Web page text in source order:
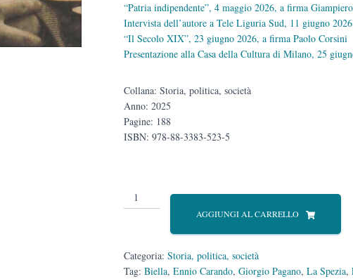
“Patria indipendente”, 4 maggio 2026, a firma
Intervista dell’autore a Tele Liguria Sud, 11 giugno 2026
“Il Secolo XIX”, 23 giugno 2026, a firma Paolo Corsini
Presentazione alla Casa della Cultura di Milano, 25
Collana: Storia, politica, società
Anno: 2025
Pagine: 188
ISBN: 978-88-3383-523-5
Ennio
Carando
AGGIUNGI AL CARRELLO
Categoria: Storia, politica, società
Tag: Biella, Ennio Carando, Giorgio Pagano, La Spezia,